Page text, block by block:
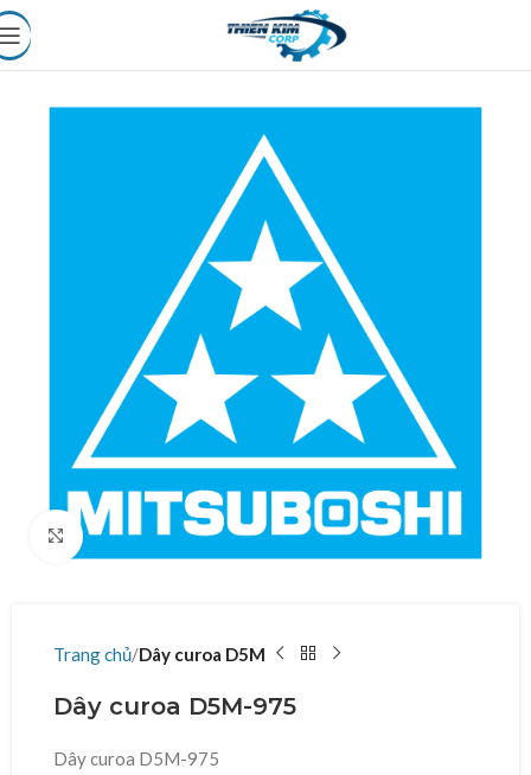
Click to enlarge
Trang chủ Dây curoa D5M
Dây curoa D5M-975
Dây curoa D5M-975